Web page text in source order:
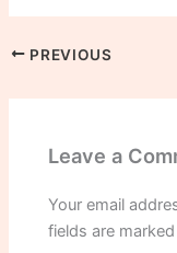
PREVIOUS
Leave a
Your email
fields are marked